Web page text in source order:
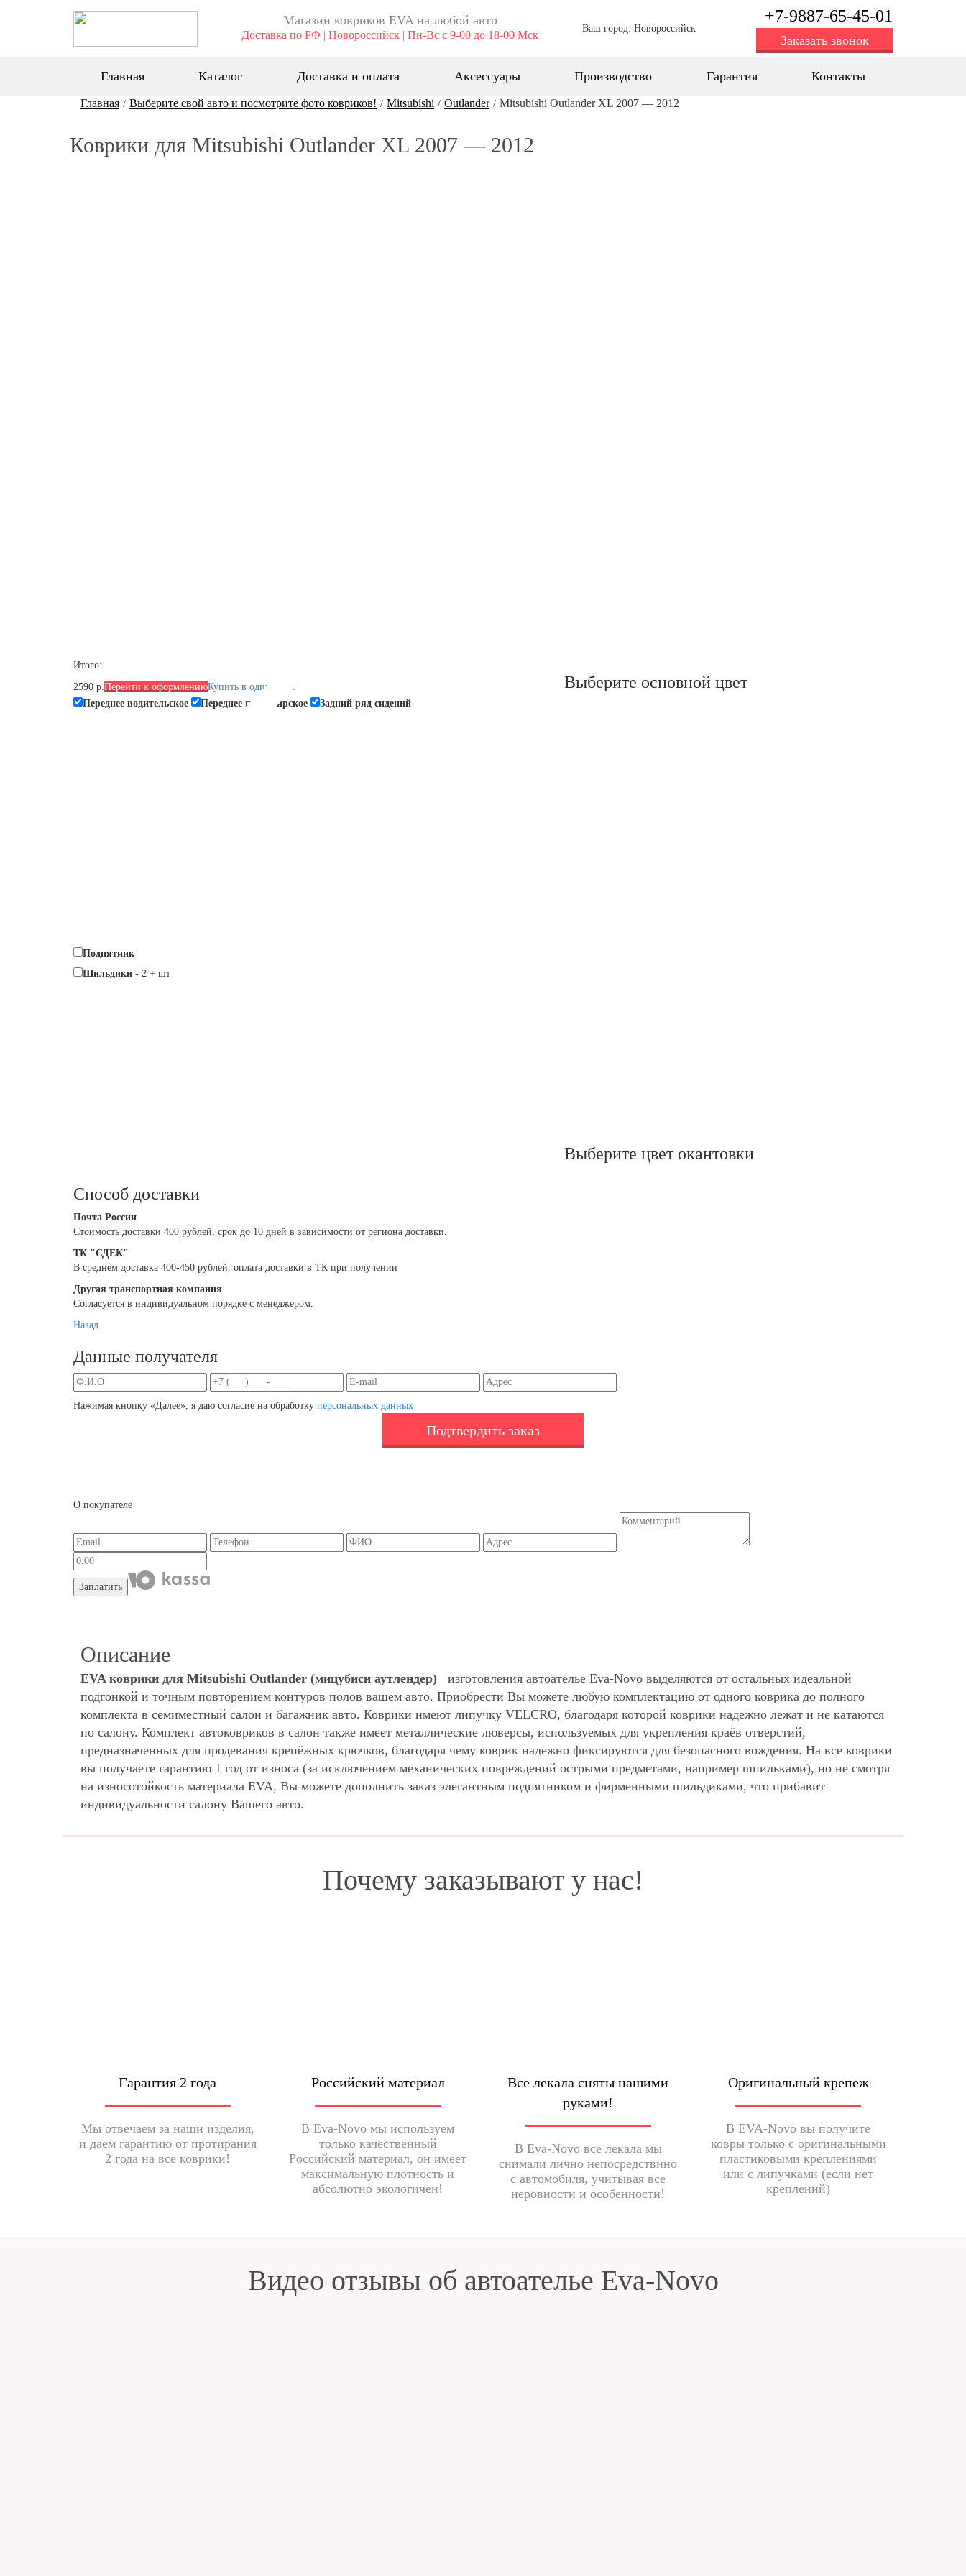
Магазин ковриков EVA ​на любой авто
Доставка по РФ | Новороссийск | Пн-Вс с 9-00 до 18-00 Мск
Ваш город: Новороссийск
+7-9887-65-45-01
Заказать звонок
Главная Каталог Доставка и оплата Аксессуары Производство Гарантия Контакты
Главная / Выберите свой авто и посмотрите фото ковриков! / Mitsubishi / Outlander / Mitsubishi Outlander XL 2007 — 2012
Коврики для Mitsubishi Outlander XL 2007 — 2012
Итого:
2590 р.Перейти к оформлениюКупить в один клик
Переднее водительское
Переднее пассажирское Задний ряд сидений
Подпятник
Шильдики - 2 + шт
Выберите oсновной цвет
Выберите цвет окантовки
Способ доставки
Почта России
Cтоимость доставки 400 рублей, срок до 10 дней в зависимости от региона доставки.
ТК "СДЕК"
В среднем доставка 400-450 рублей, оплата доставки в ТК при получении
Другая транспортная компания
Согласуется в индивидуальном порядке с менеджером.
Назад
Данные получателя
Нажимая кнопку «Далее», я даю согласие на обработку персональных данных
Подтвердить заказ
О покупателе
Заплатить
Описание
EVA коврики для Mitsubishi Outlander (мицубиси аутлендер) изготовления автоателье Eva-Novo выделяются от остальных идеальной
подгонкой и точным повторением контуров полов вашем авто. Приобрести Вы можете любую комплектацию от одного коврика до полного
комплекта в семиместный салон и багажник авто. Коврики имеют липучку VELCRO, благодаря которой коврики надежно лежат и не катаются
по салону. Комплект автоковриков в салон также имеет металлические люверсы, используемых для укрепления краёв отверстий,
предназначенных для продевания крепёжных крючков, благодаря чему коврик надежно фиксируются для безопасного вождения. На все коврики
вы получаете гарантию 1 год от износа (за исключением механических повреждений острыми предметами, например шпильками), но не смотря
на износотойкость материала EVA, Вы можете дополнить заказ элегантным подпятником и фирменными шильдиками, что прибавит
индивидуальности салону Вашего авто.
Почему заказывают у нас!
Гарантия 2 года
Мы отвечаем за наши изделия,
и даем гарантию от протирания
2 года на все коврики!
Российский материал
В Eva-Novo мы используем
только качественный
Российский материал, он имеет
максимальную плотность и
абсолютно экологичен!
Все лекала сняты нашими
руками!
В Eva-Novo все лекала мы
снимали лично непосредствнно
с автомобиля, учитывая все
неровности и особенности!
Оригинальный крепеж
В EVA-Novo вы получите
ковры только с оригинальными
пластиковыми креплениями
или с липучками (если нет
креплений)
Видео отзывы об автоателье Eva-Novo